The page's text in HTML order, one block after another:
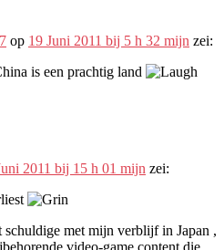
op 19 Juni 2011 bij 5 h 32 mijn zei:
is een prachtig land
2011 bij 15 h 01 mijn zei:
schuldige met mijn verblijf in Japan ,